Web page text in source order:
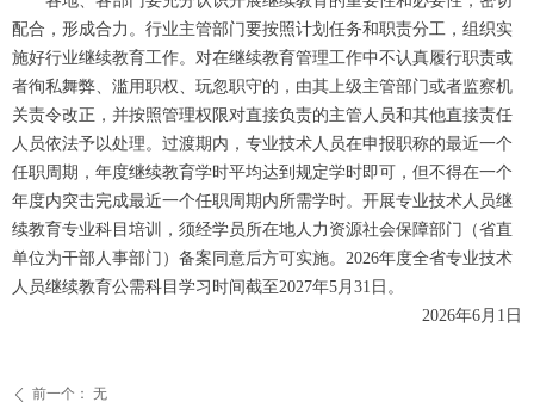
配合，形成合力。行业主管部门要按照计划任务和职责分工，组织实
施好行业继续教育工作。对在继续教育管理工作中不认真履行职责或
者徇私舞弊、滥用职权、玩忽职守的，由其上级主管部门或者监察机
关责令改正，并按照管理权限对直接负责的主管人员和其他直接责任
人员依法予以处理。过渡期内，专业技术人员在申报职称的最近一个
任职周期，年度继续教育学时平均达到规定学时即可，但不得在一个
年度内突击完成最近一个任职周期内所需学时。开展专业技术人员继
续教育专业科目培训，须经学员所在地人力资源社会保障部门（省直
单位为干部人事部门）备案同意后方可实施。2026年度全省专业技术
人员继续教育公需科目学习时间截至2027年5月31日。
2026年6月1日
ꄴ 前一个： 无